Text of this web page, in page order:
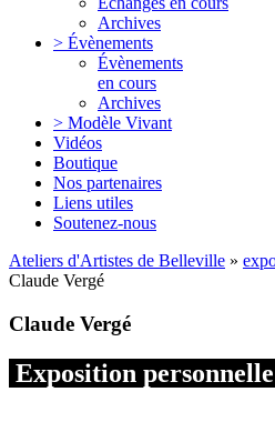
Archives
> Évènements
Évènements
en cours
Archives
> Modèle Vivant
Vidéos
Boutique
Nos partenaires
Liens utiles
Soutenez-nous
Ateliers d'Artistes de Belleville »
Claude Vergé
Claude Vergé
Exposition personnelle